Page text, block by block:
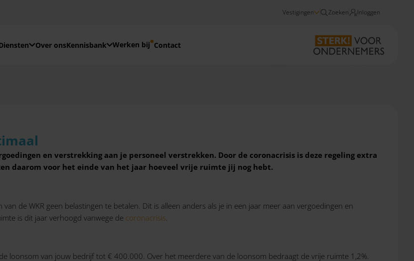
Vestigingen Zoeken Inloggen
Over onsKennisbank Werken bij Contact
Tip: benut werkkostenregeling optimaal
en verstrekking aan je personeel verstrekken. Door de coronacrisis is deze regeling extra
daarom voor het einde van het jaar hoeveel vrije ruimte jij nog hebt.
de WKR geen belastingen te betalen. Dit is alleen anders als je in een jaar meer aan vergoedingen en
is dit jaar verhoogd vanwege de coronacrisis
loonsom van jouw bedrijf tot € 400.000. Over het meerdere van de loonsom bedraagt de vrije ruimte 1,2%.